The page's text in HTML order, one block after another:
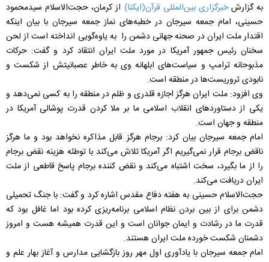
به گزارشخبرگزاری بین‌المللی قرآن(ایکنا) از کرمان، حجت‌الاسلام سیدمحمود
حسینی، امام جمعه سیرجان در خطبه‌های نماز جمعه سیرجان با بیان اینکه
اقتدار ملت ایران در صحنه جهانی دشمن را به یاوه‌گویی انداخته است از لحن
سخنان رئیس جمهور آمریکا در مورد ملت ایران انتقاد کرد و گفت: حرکات
مذبوحانه ترامپ و سیاست‌های ابلهانه وی به خاطر عصبانیتش از شکست و
نابودی تروریست‌ها در منطقه است.
وی افزود: ملت ایران هرگز اجازه قلدری و ظلم در منطقه را به کسی نمی‌دهد و
یکی از دستاوردهای انقلاب اسلامی ما بر ملا کردن قدرت پوشالی آمریکا در
منطقه و جهان است.
امام جمعه سیرجان بیان کرد: برجام هرگز قابل مذاکره نخواهد بود و ما هرگز
ناقض برجام قرار نمی‌گیریم اگر آمریکا تلاش می‌کند با توطئه هزینه نقض برجام
را از ما بگیرد، سخت اشتباه می‌کند و نقض کننده برجام پاسخ قاطعی از ملت
ایران دریافت می‌کند.
حجت‌الاسلام حسینی به هفته دفاع مقدس اشاره کرد و گفت: با جنگ تحمیلی
دشمن برای از بین بردن نظام اسلامی برنامه‌ریزی کرده بود اما غافل بود که
قدرت ما در رشادت و ایمان جوانان است و این قدرت همیشه هست و امروز
دشمنان شکست خورده ملت ایران هستند.
امام جمعه سیرجان با یادآوری اول مهر روز بازگشایی مدارس و آغاز بهار علم و